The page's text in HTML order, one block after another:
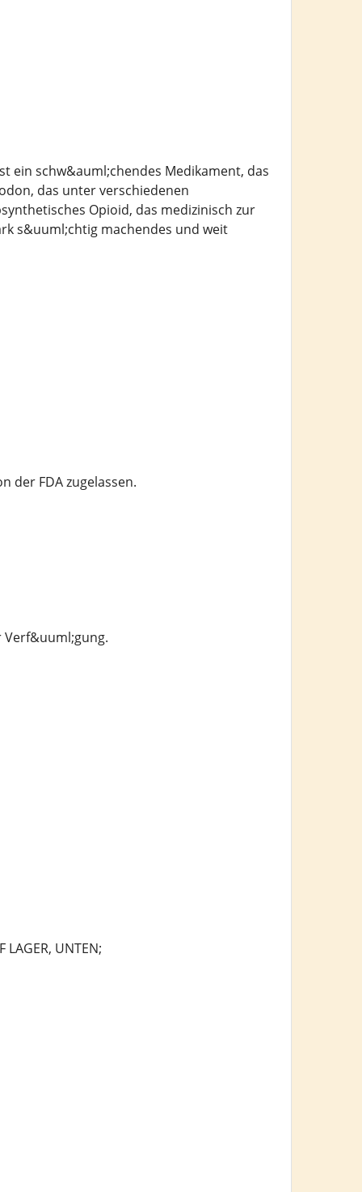
ein schw&auml;chendes Medikament, das
das unter verschiedenen
Opioid, das medizinisch zur
s&uuml;chtig machendes und weit
der FDA zugelassen.
LAGER, UNTEN;